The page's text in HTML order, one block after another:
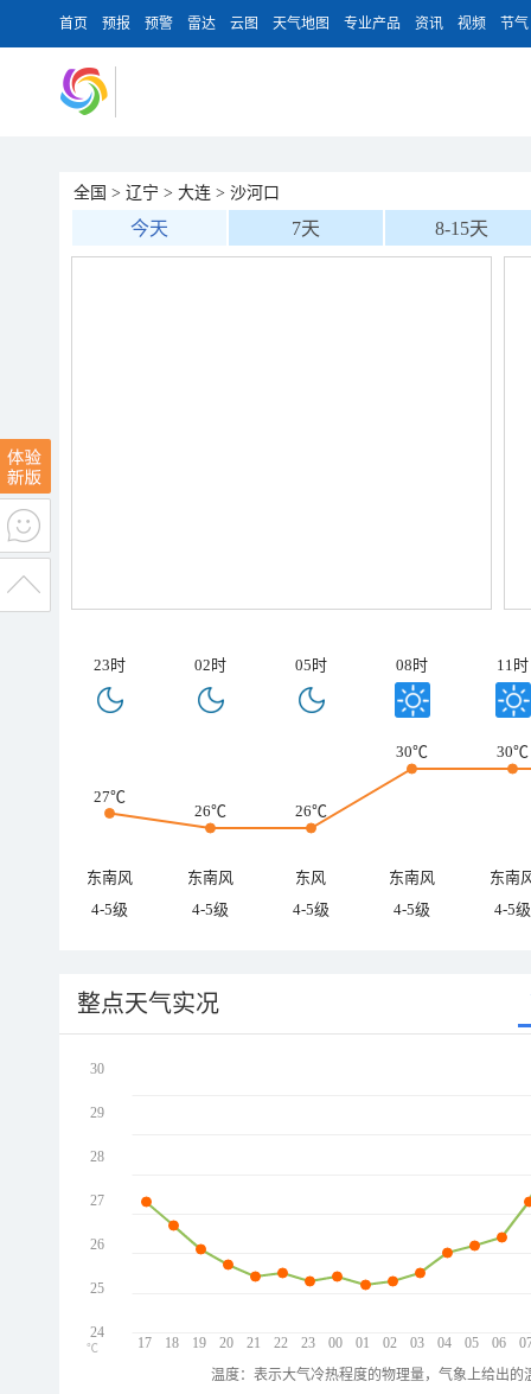
首页 预报 预警 雷达 云图 天气地图 专业产品 资讯 视频 节气
全国 > 辽宁 > 大连 > 沙河口
今天 7天 8-15天
23时 02时 05时 08时 11时
27℃
26℃
26℃
30℃ 30℃
东南风 东南风 东风 东南风
东南
4-5级
4-5级 4-5级 4-5级 4-5级
整点天气实况
17 18 19 20 21 22 23 00 01 02 03 04 05 06
30
29
28
27
26
25
24
℃
温度：表示大气冷热程度的物理量，气象上给出